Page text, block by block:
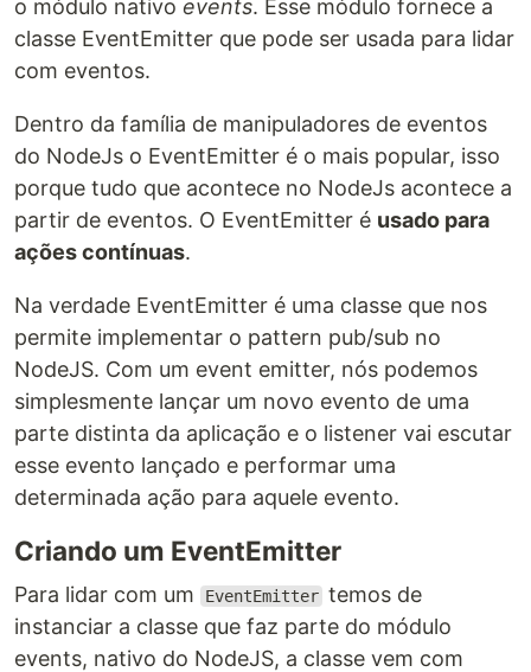
o módulo nativo events. Esse módulo fornece a
classe EventEmitter que pode ser usada para lidar
com eventos.
Dentro da família de manipuladores de eventos
do NodeJs o EventEmitter é o mais popular, isso
porque tudo que acontece no NodeJs acontece a
partir de eventos. O EventEmitter é usado para
ações contínuas.
Na verdade EventEmitter é uma classe que nos
permite implementar o pattern pub/sub no
NodeJS. Com um event emitter, nós podemos
simplesmente lançar um novo evento de uma
parte distinta da aplicação e o listener vai escutar
esse evento lançado e performar uma
determinada ação para aquele evento.
Criando um EventEmitter
Para lidar com um EventEmitter temos de
instanciar a classe que faz parte do módulo
events, nativo do NodeJS, a classe vem com